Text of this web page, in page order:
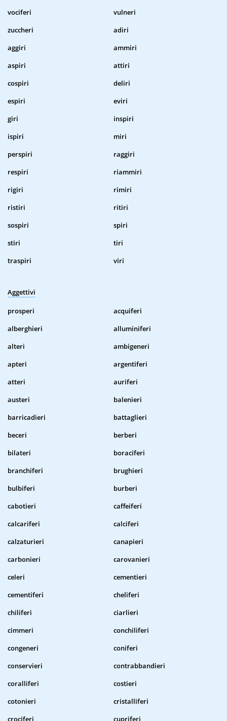
vociferi
vulneri
zuccheri
adiri
aggiri
ammiri
aspiri
attiri
cospiri
deliri
espiri
eviri
giri
inspiri
ispiri
miri
perspiri
raggiri
respiri
riammiri
rigiri
rimiri
ristiri
ritiri
sospiri
spiri
stiri
tiri
traspiri
viri
Aggettivi
prosperi
acquiferi
alberghieri
alluminiferi
alteri
ambigeneri
apteri
argentiferi
atteri
auriferi
austeri
balenieri
barricadieri
battaglieri
beceri
berberi
bilateri
boraciferi
branchiferi
brughieri
bulbiferi
burberi
cabotieri
caffeiferi
calcariferi
calciferi
calzaturieri
canapieri
carbonieri
carovanieri
celeri
cementieri
cementiferi
cheliferi
chiliferi
ciarlieri
cimmeri
conchiliferi
congeneri
coniferi
conservieri
contrabbandieri
coralliferi
costieri
cotonieri
cristalliferi
crociferi
cupriferi